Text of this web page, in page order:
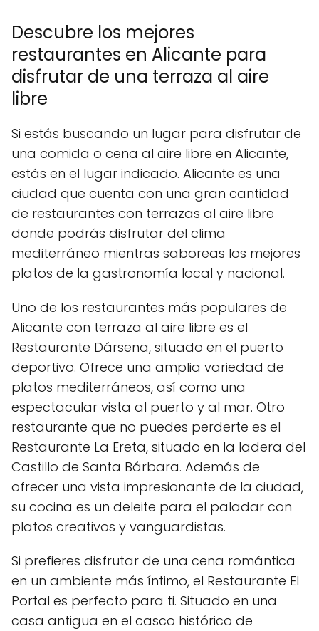
Descubre los mejores
restaurantes en Alicante para
disfrutar de una terraza al aire
libre
Si estás buscando un lugar para disfrutar de
una comida o cena al aire libre en Alicante,
estás en el lugar indicado. Alicante es una
ciudad que cuenta con una gran cantidad
de restaurantes con terrazas al aire libre
donde podrás disfrutar del clima
mediterráneo mientras saboreas los mejores
platos de la gastronomía local y nacional.
Uno de los restaurantes más populares de
Alicante con terraza al aire libre es el
Restaurante Dársena, situado en el puerto
deportivo. Ofrece una amplia variedad de
platos mediterráneos, así como una
espectacular vista al puerto y al mar. Otro
restaurante que no puedes perderte es el
Restaurante La Ereta, situado en la ladera del
Castillo de Santa Bárbara. Además de
ofrecer una vista impresionante de la ciudad,
su cocina es un deleite para el paladar con
platos creativos y vanguardistas.
Si prefieres disfrutar de una cena romántica
en un ambiente más íntimo, el Restaurante El
Portal es perfecto para ti. Situado en una
casa antigua en el casco histórico de